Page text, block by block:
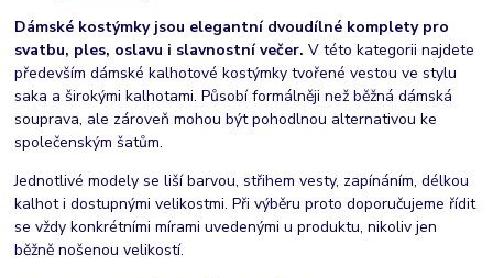
Dámské kostýmky jsou elegantní dvoudílné komplety pro
svatbu, ples, oslavu i slavnostní večer. V této kategorii najdete
především dámské kalhotové kostýmky tvořené vestou ve stylu
saka a širokými kalhotami. Působí formálněji než běžná dámská
souprava, ale zároveň mohou být pohodlnou alternativou ke
společenským šatům.
Jednotlivé modely se liší barvou, střihem vesty, zapínáním, délkou
kalhot i dostupnými velikostmi. Při výběru proto doporučujeme řídit
se vždy konkrétními mírami uvedenými u produktu, nikoliv jen
běžně nošenou velikostí.